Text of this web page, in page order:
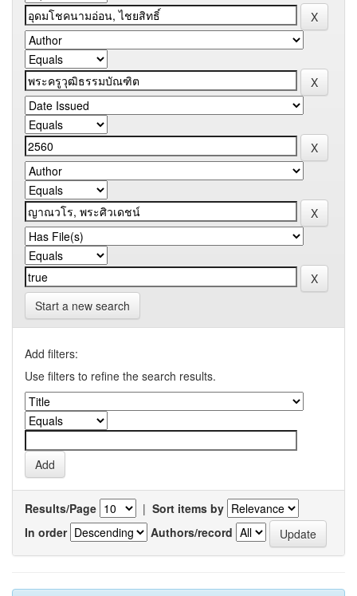
Start a new search
Add filters:
Use filters to refine the search results.
Results/Page | Sort items by
In order
Authors/record